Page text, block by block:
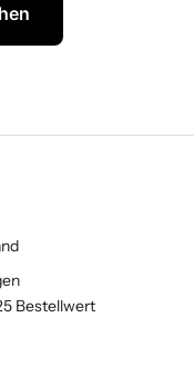
Bestellwert
12